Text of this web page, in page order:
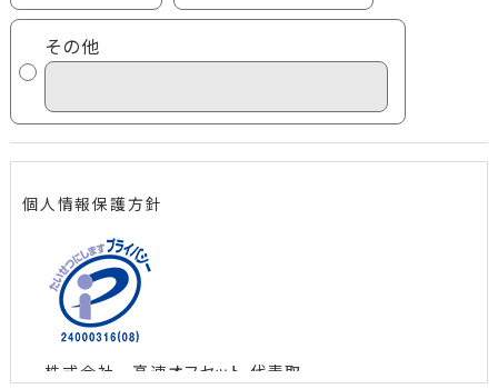
その他
個人情報保護方針
株式会社 高速オフセット 代表取